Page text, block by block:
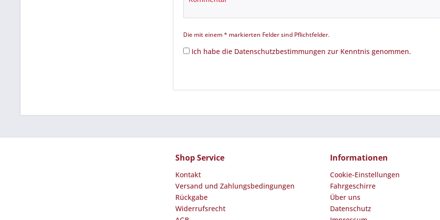
Die mit einem * markierten Felder sind Pflichtfelder.
Ich habe die Datenschutzbestimmungen zur Kenntnis genommen.
Shop Service
Kontakt
Versand und Zahlungsbedingungen
Rückgabe
Widerrufsrecht
Informationen
Cookie-Einstellungen
Fahrgeschirre
Über uns
Datenschutz